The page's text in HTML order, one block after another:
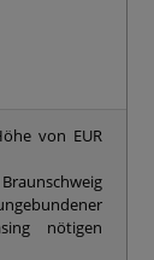
von EUR
nötigen